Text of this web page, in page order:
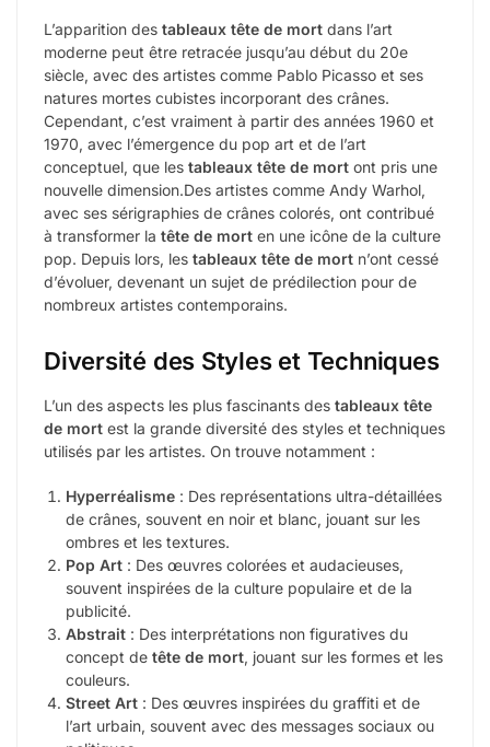
L’apparition des tableaux tête de mort dans l’art
moderne peut être retracée jusqu’au début du 20e
siècle, avec des artistes comme Pablo Picasso et ses
natures mortes cubistes incorporant des crânes.
Cependant, c’est vraiment à partir des années 1960 et
1970, avec l’émergence du pop art et de l’art
conceptuel, que les tableaux tête de mort ont pris une
nouvelle dimension.Des artistes comme Andy Warhol,
avec ses sérigraphies de crânes colorés, ont contribué
à transformer la tête de mort en une icône de la culture
pop. Depuis lors, les tableaux tête de mort n’ont cessé
d’évoluer, devenant un sujet de prédilection pour de
nombreux artistes contemporains.
Diversité des Styles et Techniques
L’un des aspects les plus fascinants des tableaux tête
de mort est la grande diversité des styles et techniques
utilisés par les artistes. On trouve notamment :
Hyperréalisme : Des représentations ultra-détaillées
de crânes, souvent en noir et blanc, jouant sur les
ombres et les textures.
Pop Art : Des œuvres colorées et audacieuses,
souvent inspirées de la culture populaire et de la
publicité.
Abstrait : Des interprétations non figuratives du
concept de tête de mort, jouant sur les formes et les
couleurs.
Street Art : Des œuvres inspirées du graffiti et de
l’art urbain, souvent avec des messages sociaux ou